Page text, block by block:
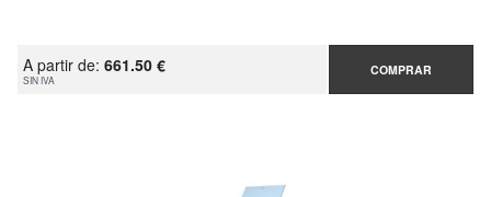
A partir de: 661.50 €
SIN IVA
COMPRAR